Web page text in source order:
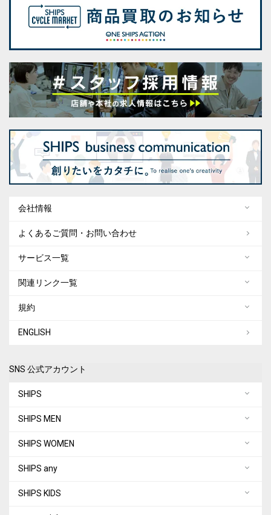
会社情報
よくあるご質問・お問い合わせ
サービス一覧
関連リンク一覧
規約
ENGLISH
SNS 公式アカウント
SHIPS
SHIPS MEN
SHIPS WOMEN
SHIPS any
SHIPS KIDS